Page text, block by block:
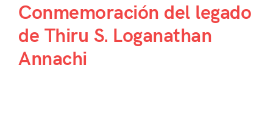
Conmemoración del legado
de Thiru S. Loganathan
Annachi